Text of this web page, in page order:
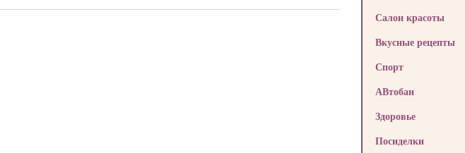
Салон красоты
Вкусные рецепты
Спорт
АВтобан
Здоровье
Посиделки